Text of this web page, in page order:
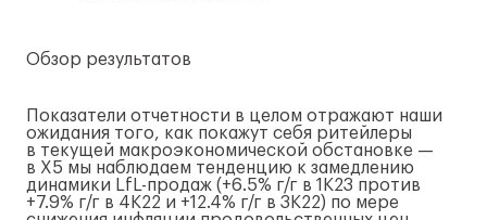
Обзор результатов
Показатели отчетности в целом отражают наши
ожидания того, как покажут себя ритейлеры
в текущей макроэкономической обстановке —
в X5 мы наблюдаем тенденцию к замедлению
динамики LfL-продаж (+6.5% г/г в 1К23 против
+7.9% г/г в 4К22 и +12.4% г/г в 3К22) по мере